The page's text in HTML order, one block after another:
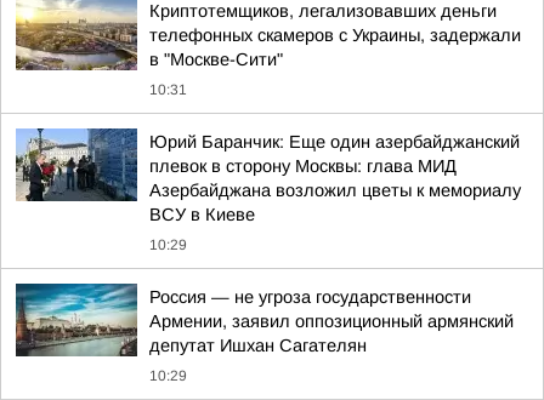
Криптотемщиков, легализовавших деньги
телефонных скамеров с Украины, задержали
в "Москве-Сити"
10:31
Юрий Баранчик: Еще один азербайджанский
плевок в сторону Москвы: глава МИД
Азербайджана возложил цветы к мемориалу
ВСУ в Киеве
10:29
Россия — не угроза государственности
Армении, заявил оппозиционный армянский
депутат Ишхан Сагателян
10:29